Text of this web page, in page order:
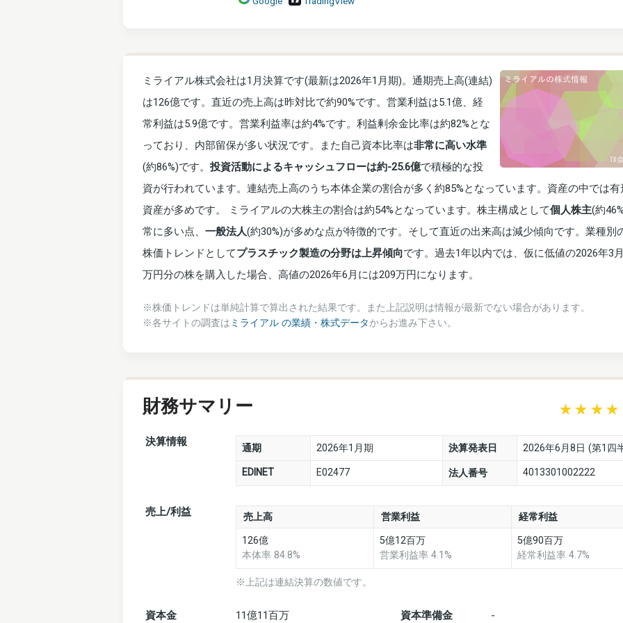
ミライアル株式会社は1月決算です(最新は2026年1月期)。通期売上高(連結)
は126億です。直近の売上高は昨対比で約90%です。営業利益は5.1億、経
常利益は5.9億です。営業利益率は約4%です。利益剰余金比率は約82%とな
っており、内部留保が多い状況です。また自己資本比率は非常に高い水準
(約86%)です。 投資活動によるキャッシュフローは約-25.6億で積極的な投
資が行われています。連結売上高のうち本体企業の割合が多く約85%となっています。資産の中では有
資産が多めです。 ミライアルの大株主の割合は約54%となっています。株主構成として個人株主(約
常に多い点、 一般法人(約30%)が多めな点が特徴的です。そして直近の出来高は減少傾向です。業種別
株価トレンドとしてプラスチック製造の分野は上昇傾向です。過去1年以内では、仮に低値の2026年3
万円分の株を購入した場合、高値の2026年6月には209万円になります。
※株価トレンドは単純計算で算出された結果です。また上記説明は情報が最新でない場合があります。
※各サイトの調査は ミライアル の業績・株式データからお進み下さい。
財務サマリー
決算情報 通期 2026年1月期 決算発表日 2026年6月8日 (第1四
EDINET E02477 法人番号 4013301002222
売上/利益 売上高 営業利益 経常利益
126億
本体率 84.8%
5億12百万
営業利益率 4.1%
5億90百万
経常利益率 4.7%
※上記は連結決算の数値です。
資本金 11億11百万 資本準備金 -